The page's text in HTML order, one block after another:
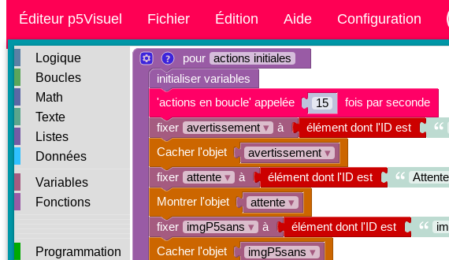
Éditeur p5Visuel Fichier Édition Aide Configuration
Logique
Boucles
Math
Texte
Listes
Données
Variables
Fonctions
Programmation
initialiser variables
15
élément dont l'ID est
avertissement ▾
Attente
élément dont l'ID est
attente ▾
élément dont l'ID est
imgP5sans ▾
Cacher l'objet
fixer imgP5sans ▾ à
Montrer l'objet
fixer attente ▾ à
Cacher l'objet
fixer avertissement ▾ à
'actions en boucle' appelée fois par seconde
pour
actions initiales